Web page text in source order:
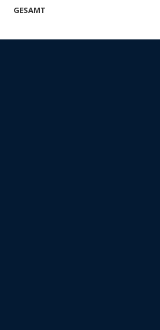
GESAMT